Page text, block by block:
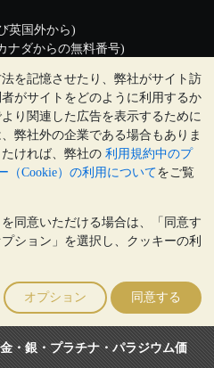
を記憶させたり、弊社がサイト訪
がサイトをどのように利用するか
り関連した広告を表示するために
弊社外の企業である場合もありま
ければ、弊社の 利用規約中のプ
（Cookie）の利用についてをご覧
同意いただける場合は、「同意す
ション」を選択し、クッキーの利
オプション 同意する
・銀・プラチナ・パラジウム価
英国外から)
ナダからの無料番号)
金曜日
曜日から金曜日
もあれば上昇することもありま
動きを保証するものではありませ
上、もしくはBullionVaultとのコミ
も、投資に関する助言ではありま
有することが適切かどうかを判断